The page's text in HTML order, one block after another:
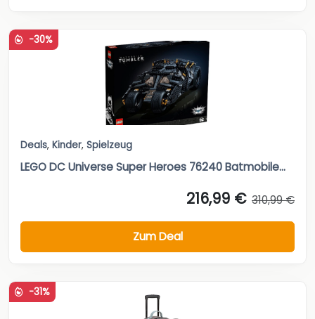
-30%
Deals, Kinder, Spielzeug
LEGO DC Universe Super Heroes 76240 Batmobile...
216,99 € 310,99 €
Zum Deal
-31%